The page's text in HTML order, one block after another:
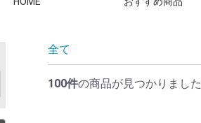
全て
100件の商品が見つかりました